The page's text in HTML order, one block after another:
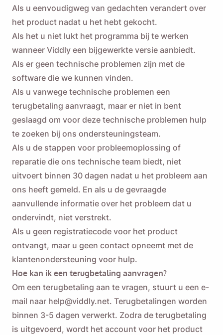
Als u eenvoudigweg van gedachten verandert over
het product nadat u het hebt gekocht.
Als het u niet lukt het programma bij te werken
wanneer Viddly een bijgewerkte versie aanbiedt.
Als er geen technische problemen zijn met de
software die we kunnen vinden.
Als u vanwege technische problemen een
terugbetaling aanvraagt, maar er niet in bent
geslaagd om voor deze technische problemen hulp
te zoeken bij ons ondersteuningsteam.
Als u de stappen voor probleemoplossing of
reparatie die ons technische team biedt, niet
uitvoert binnen 30 dagen nadat u het probleem aan
ons heeft gemeld. En als u de gevraagde
aanvullende informatie over het probleem dat u
ondervindt, niet verstrekt.
Als u geen registratiecode voor het product
ontvangt, maar u geen contact opneemt met de
klantenondersteuning voor hulp.
Hoe kan ik een terugbetaling aanvragen?
Om een ​​terugbetaling aan te vragen, stuurt u een e-
mail naar help@viddly.net. Terugbetalingen worden
binnen 3-5 dagen verwerkt. Zodra de terugbetaling
is uitgevoerd, wordt het account voor het product
Email
Door deze optie aan te vinken, gaat u akkoord met ons
privacybeleid
Versturen